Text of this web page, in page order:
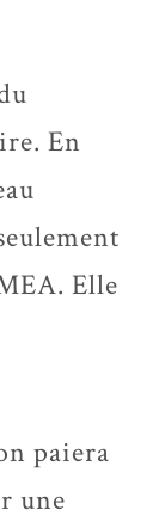
En
Elle
paiera
une